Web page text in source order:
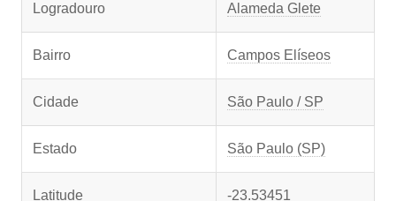
Logradouro Alameda Glete
Bairro Campos Elíseos
Cidade São Paulo / SP
Estado São Paulo (SP)
Latitude -23.53451